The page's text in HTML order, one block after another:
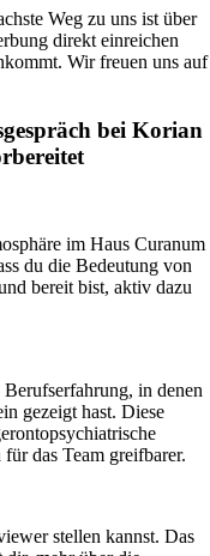
Weg zu uns ist über
direkt einreichen
Wir freuen uns auf
bei Korian
im Haus Curanum
du die Bedeutung von
bereit bist, aktiv dazu
in denen
gezeigt hast. Diese
das Team greifbarer.
stellen kannst. Das